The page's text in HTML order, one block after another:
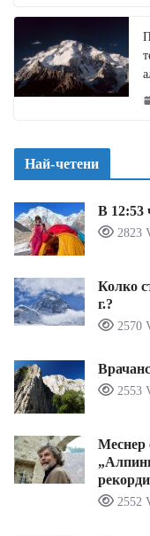
Най-четени
В 12:53
2823
Колко
г.?
2570
2553
Меснер
2552